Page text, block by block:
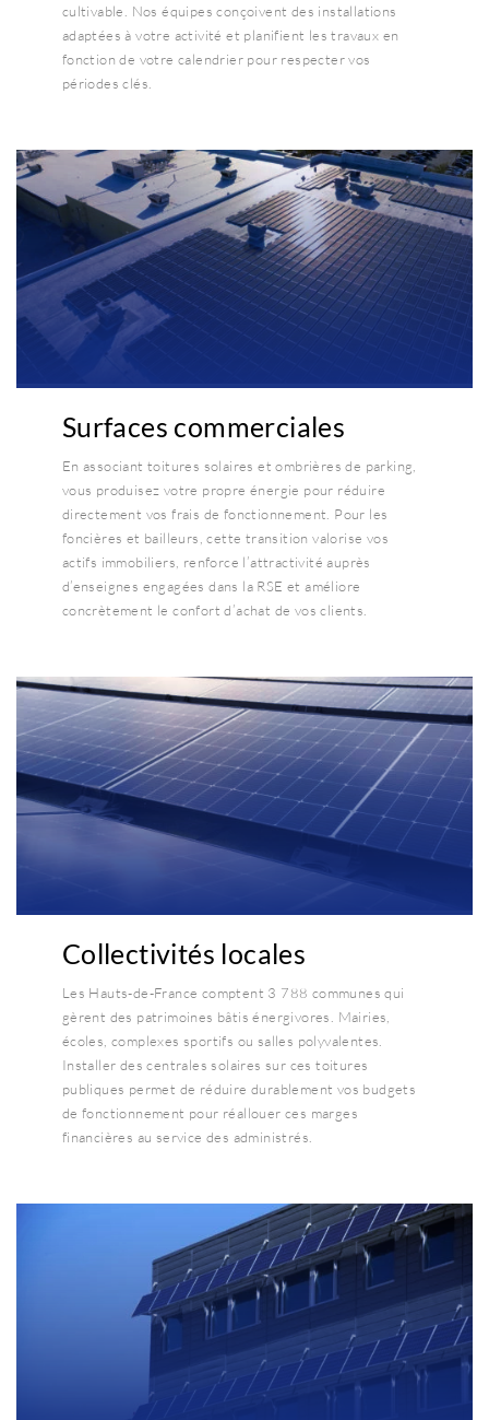
cultivable. Nos équipes conçoivent des installations
adaptées à votre activité et planifient les travaux en
fonction de votre calendrier pour respecter vos
périodes clés.
Surfaces commerciales
En associant toitures solaires et ombrières de parking,
vous produisez votre propre énergie pour réduire
directement vos frais de fonctionnement. Pour les
foncières et bailleurs, cette transition valorise vos
actifs immobiliers, renforce l’attractivité auprès
d’enseignes engagées dans la RSE et améliore
concrètement le confort d’achat de vos clients.
Collectivités locales
Les Hauts-de-France comptent 3 788 communes qui
gèrent des patrimoines bâtis énergivores. Mairies,
écoles, complexes sportifs ou salles polyvalentes.
Installer des centrales solaires sur ces toitures
publiques permet de réduire durablement vos budgets
de fonctionnement pour réallouer ces marges
financières au service des administrés.